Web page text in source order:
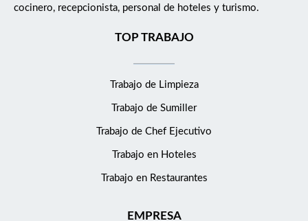
cocinero, recepcionista, personal de hoteles y turismo.
TOP TRABAJO
Trabajo de Limpieza
Trabajo de Sumiller
Trabajo de Chef Ejecutivo
Trabajo en Hoteles
Trabajo en Restaurantes
EMPRESA